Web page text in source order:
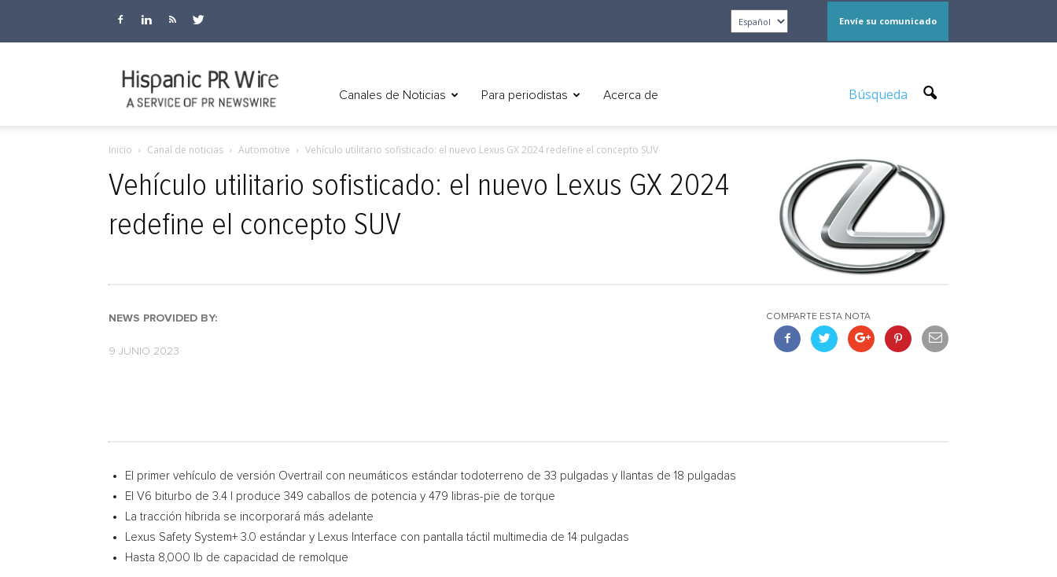
Envíe su comunicado
Canales de Noticias Para periodistas Acerca de Búsqueda
Inicio Canal de noticias Automotive Vehículo utilitario sofisticado: el nuevo Lexus GX 2024 redefine el concepto SUV
Vehículo utilitario sofisticado: el nuevo Lexus GX 2024
redefine el concepto SUV
NEWS PROVIDED BY:
9 JUNIO 2023
COMPARTE ESTA NOTA
El primer vehículo de versión Overtrail con neumáticos estándar todoterreno de 33 pulgadas y llantas de 18 pulgadas
El V6 biturbo de 3.4 l produce 349 caballos de potencia y 479 libras-pie de torque
La tracción híbrida se incorporará más adelante
Lexus Safety System+ 3.0 estándar y Lexus Interface con pantalla táctil multimedia de 14 pulgadas
Hasta 8,000 lb de capacidad de remolque